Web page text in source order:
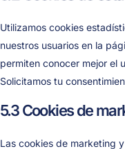
Utilizamos cookies
nuestros usuarios en la
permiten conocer mejor el
Solicitamos tu
5.3 Cookies de
Las cookies de marketing